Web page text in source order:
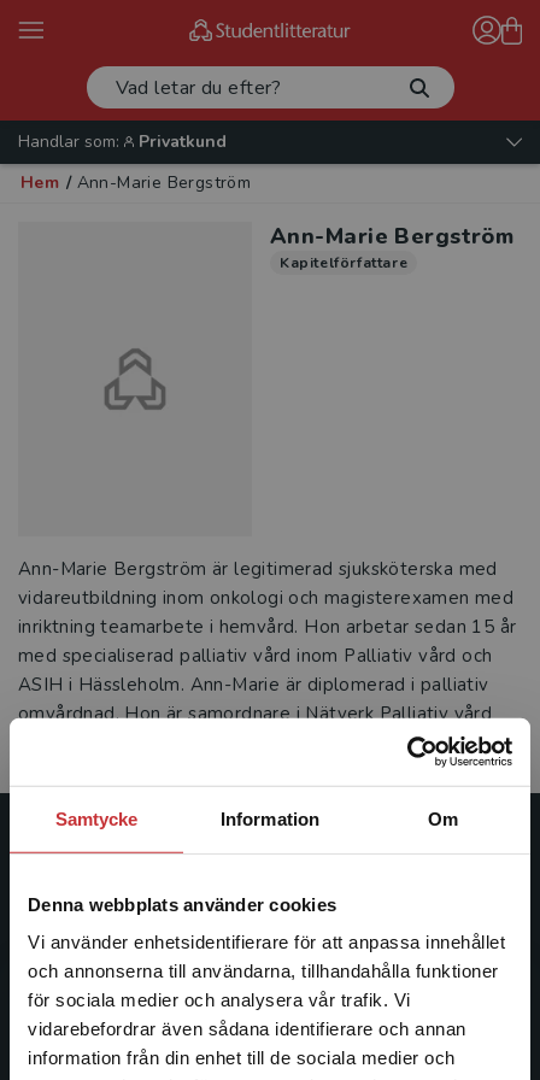
Samtycke Information Om
Denna webbplats använder cookies
Vi använder enhetsidentifierare för att anpassa innehållet
och annonserna till användarna, tillhandahålla funktioner
för sociala medier och analysera vår trafik. Vi
vidarebefordrar även sådana identifierare och annan
information från din enhet till de sociala medier och
Begränsad fraktregion
Handlar som:
Privatkund
Hem / Ann-Marie Bergström
Ann-Marie Bergström
Kapitelförfattare
Ann-Marie Bergström är legitimerad sjuksköterska med
vidareutbildning inom onkologi och magisterexamen med
inriktning teamarbete i hemvård. Hon arbetar sedan 15 år
med specialiserad palliativ vård inom Palliativ vård och
ASIH i Hässleholm. Ann-Marie är diplomerad i palliativ
omvårdnad. Hon är samordnare i Nätverk Palliativ vård
inom FoU Nätverk Närsjukvård Skåne Nordost.
Studentlitteratur
Studentlitteratur grundades 1963 och är idag Sveriges
ledande utbildningsförlag. Med läromedel, kurslitteratur,
facklitteratur, utbildningar och digitala
informationstjänster i utbudet, finns Studentlitteratur med
längs hela kunskapsresan.